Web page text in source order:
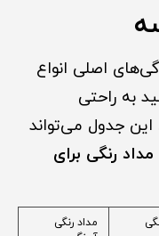
اصلی انواع
به راحتی
جدول می‌تواند
رنگی برای
مداد رنگی